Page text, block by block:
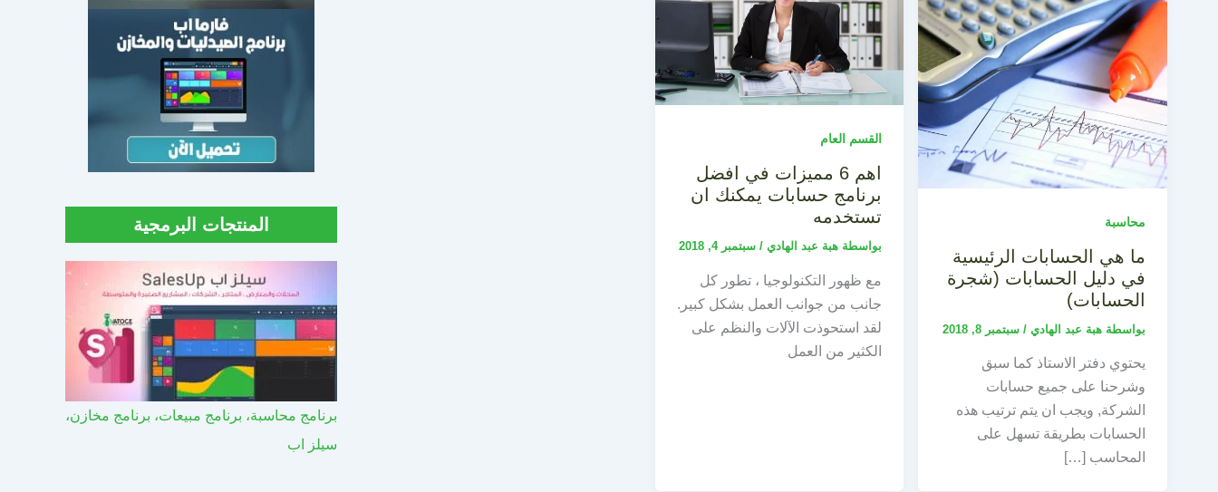
محاسبة
ما هي الحسابات الرئيسية
في دليل الحسابات (شجرة
الحسابات)
بواسطة هبة عبد الهادي / سبتمبر 8, 2018
يحتوي دفتر الاستاذ كما سبق
وشرحنا على جميع حسابات
الشركة, ويجب ان يتم ترتيب هذه
الحسابات بطريقة تسهل على
المحاسب […]
القسم العام
اهم 6 مميزات في افضل
برنامج حسابات يمكنك ان
تستخدمه
بواسطة هبة عبد الهادي / سبتمبر 4, 2018
مع ظهور التكنولوجيا ، تطور كل
جانب من جوانب العمل بشكل كبير.
لقد استحوذت الآلات والنظم على
الكثير من العمل
المنتجات البرمجية
برنامج محاسبة، برنامج مبيعات، برنامج مخازن،
سيلز اب